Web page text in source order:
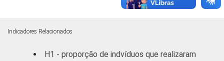
RM POA 48,69
DF 34,85
Indicadores Relacionados
H1 - proporção de indvíduos que realizaram